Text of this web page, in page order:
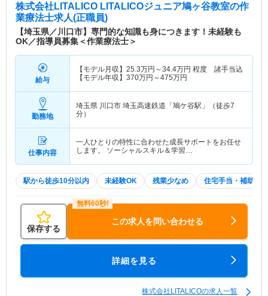
株式会社LITALICO LITALICOジュニア鳩ヶ谷教室の作
業療法士求人(正職員)
【埼玉県／川口市】専門的な知識も身につきます！未経験も
OK／指導員募集＜作業療法士＞
給与
【モデル月収】 25.3万円～34.4万円 程度 諸手当込
【モデル年収】 370万円～475万円
勤務地
埼玉県 川口市 埼玉高速鉄道「鳩ケ谷駅」（徒歩7
分）
仕事内容
一人ひとりの特性に合わせた成長サポートをお任せ
します。 ソーシャルスキル＆学習…
駅から徒歩10分以内 未経験OK 残業少なめ 住宅手当・補助
保存する
この求人を問い合わせる
詳細を見る
株式会社LITALICOの求人一覧